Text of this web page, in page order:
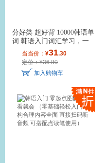
分好类 超好背 10000韩语单
词 韩语入门词汇学习，一
次彻底搞定
当当价： ¥31.30
定价：¥36.80
加入购物车